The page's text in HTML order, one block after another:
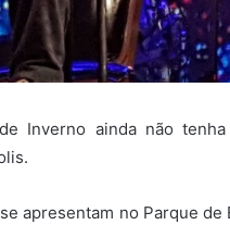
Inverno ainda não
apresentam no Parque